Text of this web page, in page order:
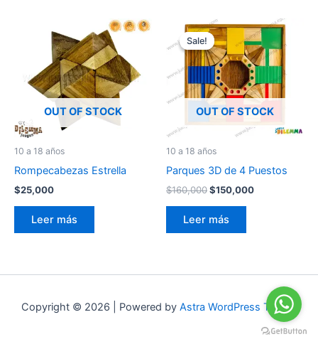
OUT OF STOCK
10 a 18 años
Rompecabezas Estrella
$25,000
Leer más
Sale!
OUT OF STOCK
Sale!
10 a 18 años
Parques 3D de 4 Puestos
$160,000
El
precio
original
era:
$160,000.
$150,000
El
precio
actual
es:
$150,000.
Leer más
Copyright © 2026 | Powered by Astra WordPress Theme